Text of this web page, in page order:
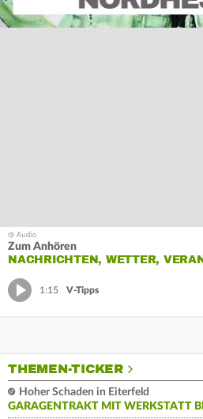
Zum Anhören
NACHRICHTEN, WETTER,
1:15 V-Tipps
THEMEN-TICKER
Hoher Schaden in Eiterfeld
GARAGENTRAKT MIT WERKSTATT